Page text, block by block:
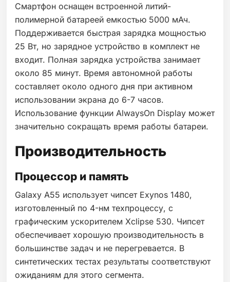
Смартфон оснащен встроенной литий-
полимерной батареей емкостью 5000 мАч.
Поддерживается быстрая зарядка мощностью
25 Вт, но зарядное устройство в комплект не
входит. Полная зарядка устройства занимает
около 85 минут. Время автономной работы
составляет около одного дня при активном
использовании экрана до 6-7 часов.
Использование функции AlwaysOn Display может
значительно сокращать время работы батареи.
Производительность
Процессор и память
Galaxy A55 использует чипсет Exynos 1480,
изготовленный по 4-нм техпроцессу, с
графическим ускорителем Xclipse 530. Чипсет
обеспечивает хорошую производительность в
большинстве задач и не перегревается. В
синтетических тестах результаты соответствуют
ожиданиям для этого сегмента.